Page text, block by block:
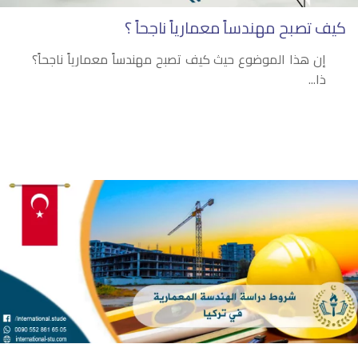
كيف تصبح مهندساً معمارياً ناجحاً ؟
إن هذا الموضوع حيث كيف تصبح مهندساً معمارياً ناجحاً؟
ذا...